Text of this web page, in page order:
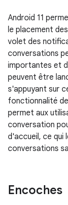
Android 11
le placement
volet des
conversations
importantes et
peuvent être
s'appuyant sur
fonctionnalité
permet aux
conversation
d'accueil, ce qui
conversations
Encoches